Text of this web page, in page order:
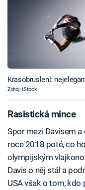
Krasobruslení:
Zdroj: iStock
Rasistická mince
Spor mezi Davisem
roce 2018 poté, co
olympijským
Davis o něj stál a
USA však o tom, kdo